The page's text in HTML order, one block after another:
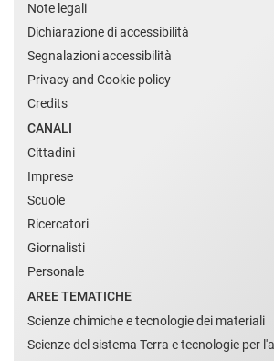
Note legali
Dichiarazione di accessibilità
Segnalazioni accessibilità
Privacy and Cookie policy
Credits
CANALI
Cittadini
Imprese
Scuole
Ricercatori
Giornalisti
Personale
AREE TEMATICHE
Scienze chimiche e tecnologie dei materiali
Scienze del sistema Terra e tecnologie per